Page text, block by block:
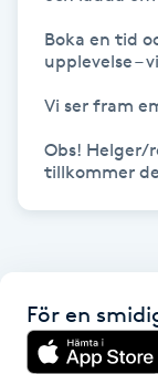
Gellack med
Gravidmassage
Hatha Yoga
Boka en tid
upplevelse –
Vi ser fram
Obs! Helger/
tillkommer
För en